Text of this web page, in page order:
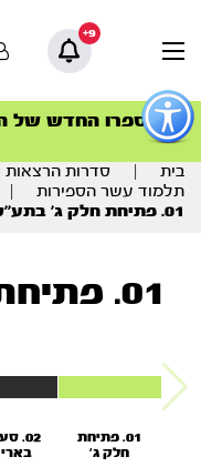
כפתור
לפתיחת
תפריט
9+
הסדרה
ספרו החדש של
הצטרפו
הסדרה
תוכן
מרכזי
בית סדרות הרצאות
תלמוד עשר הספירות
01. פתיחת חלק ג’ בתע’’ס
01. פתיחת חלק ג’ בתע’’ס
01. פתיחת
חלק ג’
02.